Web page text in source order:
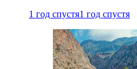
1 год спустя1 год спустя